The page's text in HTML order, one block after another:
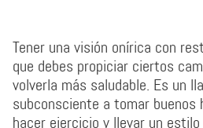
Tener una visión onírica con
que debes propiciar ciertos
volverla más saludable. Es un
subconsciente a tomar
hacer ejercicio y llevar un estilo